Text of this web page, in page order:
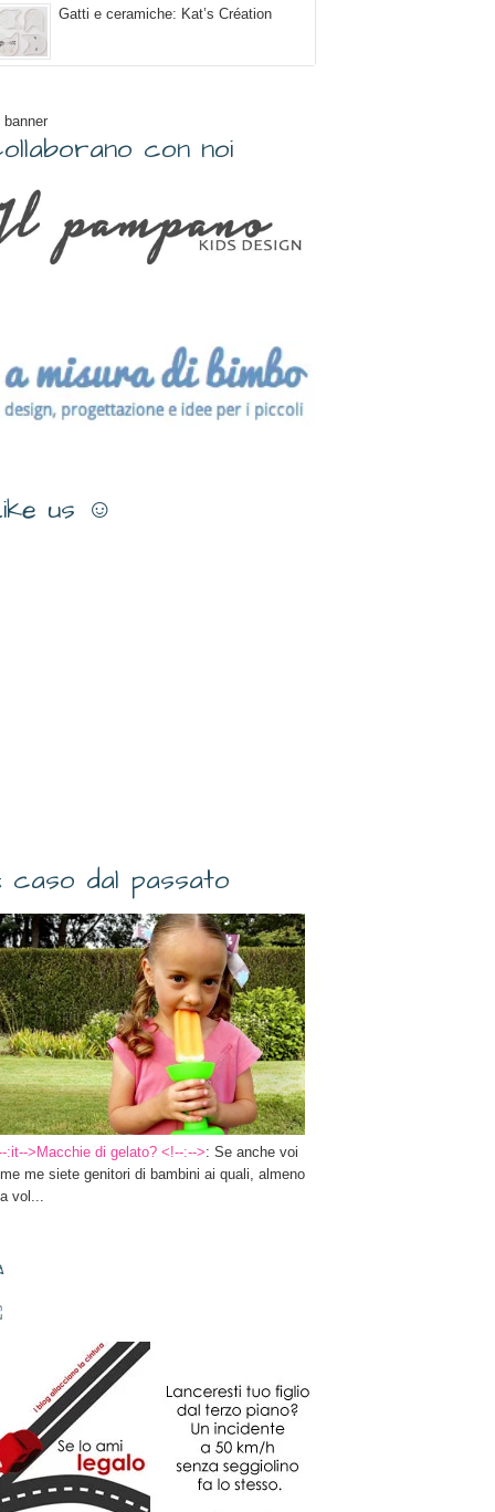
Gatti e ceramiche: Kat’s Création
banner
con noi
us ☺
caso dal passato
:it-->Macchie di gelato? <!--:-->: Se anche voi
me siete genitori di bambini ai quali, almeno
vol...